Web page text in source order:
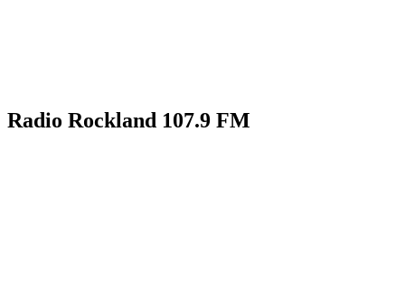
Radio Rockland 107.9 FM